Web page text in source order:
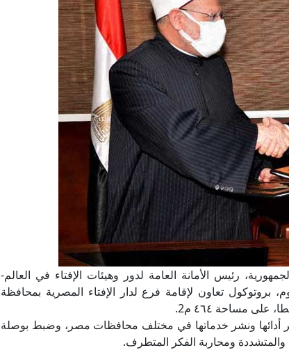
رئيس الأمانة العامة لدور وهيئات الإفتاء في العالم-
بروتوكول تعاون لإقامة فرع لدار الإفتاء المصرية بمحافظة
مساحة ٤٦٤ م2.
أدائها ونشر خدماتها في مختلف محافظات مصر، وضبط بوصلة
والمتشددة ومحاربة الفكر المتطرف.